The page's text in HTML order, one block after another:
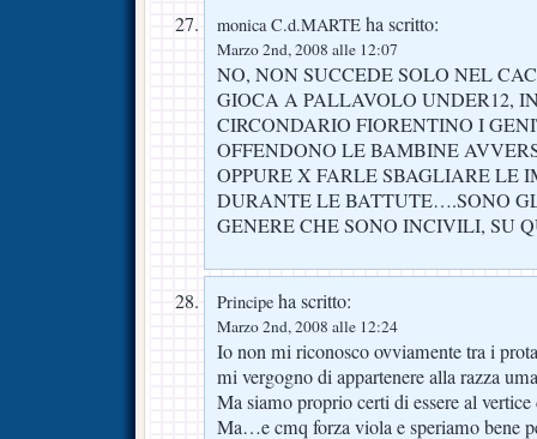
monica C.d.MARTE ha scritto:
Marzo 2nd, 2008 alle 12:07
NO, NON SUCCEDE SOLO NEL
GIOCA A PALLAVOLO UNDER12,
CIRCONDARIO FIORENTINO I
OFFENDONO LE BAMBINE
OPPURE X FARLE SBAGLIARE LE
DURANTE LE BATTUTE….SONO
GENERE CHE SONO INCIVILI, SU
Principe ha scritto:
Marzo 2nd, 2008 alle 12:24
Io non mi riconosco ovviamente tra i
mi vergogno di appartenere alla razza
Ma siamo proprio certi di essere al
Ma…e cmq forza viola e speriamo bene